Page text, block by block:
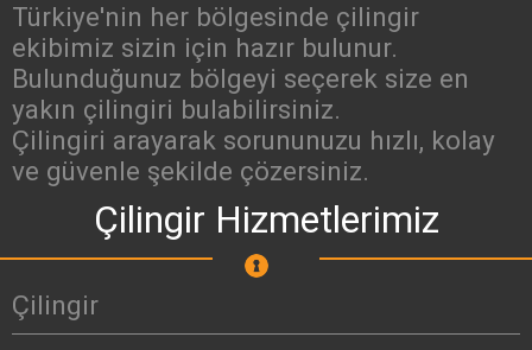
Türkiye'nin her bölgesinde çilingir
ekibimiz sizin için hazır bulunur.
Bulunduğunuz bölgeyi seçerek size en
yakın çilingiri bulabilirsiniz.
Çilingiri arayarak sorununuzu hızlı, kolay
ve güvenle şekilde çözersiniz.
Çilingir Hizmetlerimiz
Çilingir